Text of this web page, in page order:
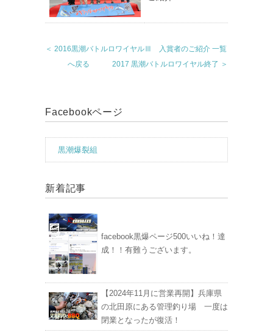
＜ 2016黒潮バトルロワイヤルⅢ 入賞者のご紹介 一覧
へ戻る
2017 黒潮バトルロワイヤル終了 ＞
Facebookページ
黒潮爆裂組
新着記事
facebook黒爆ページ500いいね！達
成！！有難うございます。
【2024年11月に営業再開】兵庫県
の北田原にある管理釣り場 一度は
閉業となったが復活！